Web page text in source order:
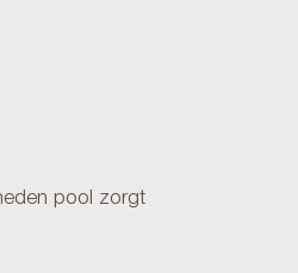
pool zorgt